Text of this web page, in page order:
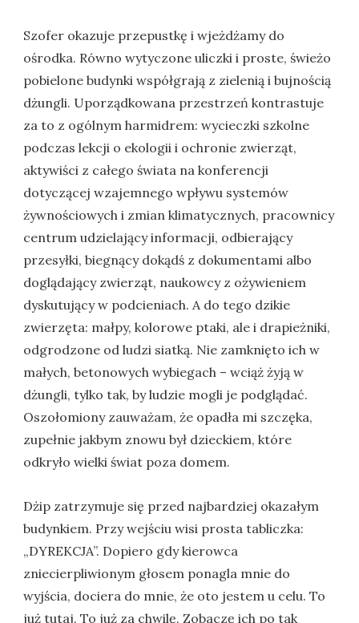
Szofer okazuje przepustkę i wjeżdżamy do
ośrodka. Równo wytyczone uliczki i proste, świeżo
pobielone budynki współgrają z zielenią i bujnością
dżungli. Uporządkowana przestrzeń kontrastuje
za to z ogólnym harmidrem: wycieczki szkolne
podczas lekcji o ekologii i ochronie zwierząt,
aktywiści z całego świata na konferencji
dotyczącej wzajemnego wpływu systemów
żywnościowych i zmian klimatycznych, pracownicy
centrum udzielający informacji, odbierający
przesyłki, biegnący dokądś z dokumentami albo
doglądający zwierząt, naukowcy z ożywieniem
dyskutujący w podcieniach. A do tego dzikie
zwierzęta: małpy, kolorowe ptaki, ale i drapieżniki,
odgrodzone od ludzi siatką. Nie zamknięto ich w
małych, betonowych wybiegach – wciąż żyją w
dżungli, tylko tak, by ludzie mogli je podglądać.
Oszołomiony zauważam, że opadła mi szczęka,
zupełnie jakbym znowu był dzieckiem, które
odkryło wielki świat poza domem.
Dżip zatrzymuje się przed najbardziej okazałym
budynkiem. Przy wejściu wisi prosta tabliczka:
„DYREKCJA”. Dopiero gdy kierowca
zniecierpliwionym głosem ponagla mnie do
wyjścia, dociera do mnie, że oto jestem u celu. To
już tutaj. To już za chwilę. Zobaczę ich po tak